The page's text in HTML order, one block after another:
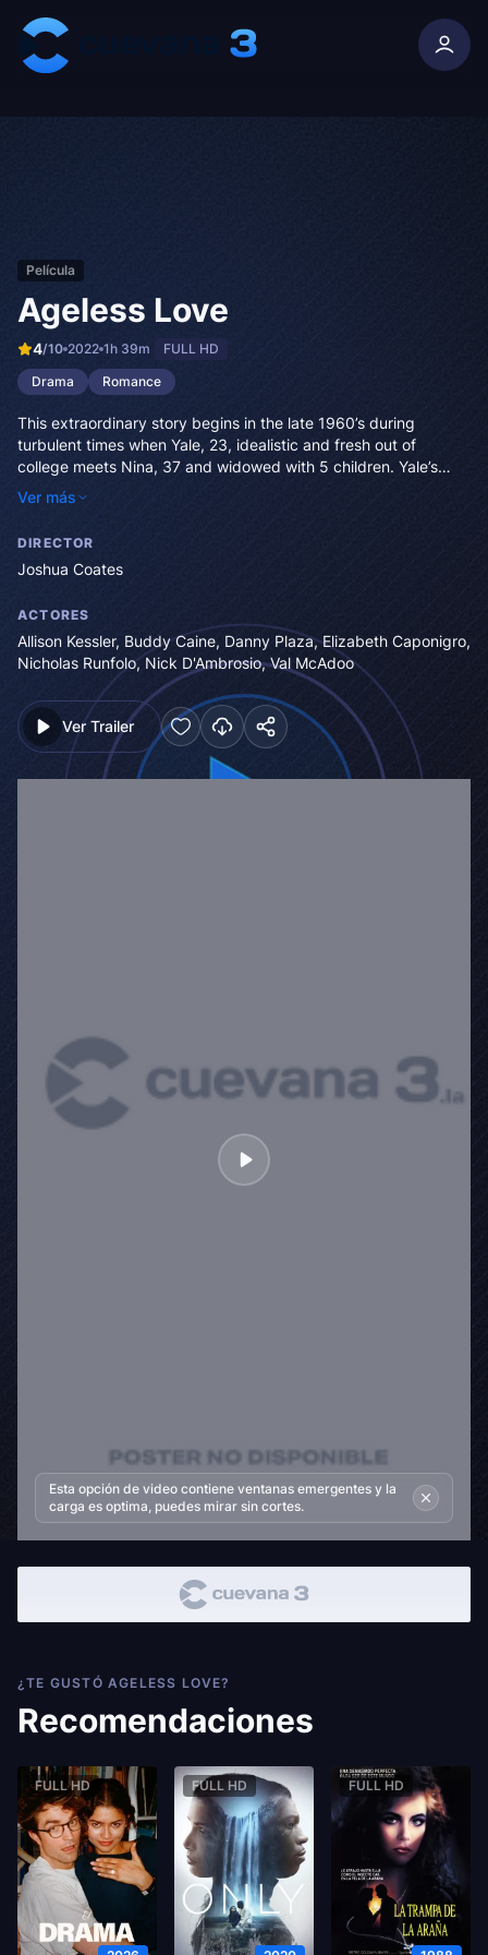
Película
Ageless Love
4/10 2022 1h 39m
FULL HD
Drama
Romance
This extraordinary story begins in the late 1960’s during
turbulent times when Yale, 23, idealistic and fresh out of
college meets Nina, 37 and widowed with 5 children. Yale’s
parents aren’t thrilled about the budding relationship, yet
despite the obstacles Nina and Yale fall in love. This is a true
their times to prove love conquers all.
Ver más
DIRECTOR
Joshua Coates
ACTORES
Allison Kessler, Buddy Caine, Danny Plaza,Elizabeth Caponigro,
Nicholas Runfolo,Nick D'Ambrosio,Val McAdoo
Ver Trailer
Esta opción de video contiene ventanas emergentes y la
carga es optima, puedes mirar sin cortes.
¿TE GUSTÓ AGELESS LOVE?
Recomendaciones
FULL HD FULL HD FULL HD